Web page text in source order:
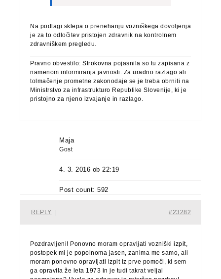
Na podlagi sklepa o prenehanju vozniškega dovoljenja
je za to odločitev pristojen zdravnik na kontrolnem
zdravniškem pregledu.
Pravno obvestilo: Strokovna pojasnila so tu zapisana z
namenom informiranja javnosti. Za uradno razlago ali
tolmačenje prometne zakonodaje se je treba obrniti na
Ministrstvo za infrastrukturo Republike Slovenije, ki je
pristojno za njeno izvajanje in razlago.
Maja
Gost
4. 3. 2016 ob 22:19
Post count: 592
#23282
REPLY
Pozdravljeni! Ponovno moram opravljati vozniški izpit,
postopek mi je popolnoma jasen, zanima me samo, ali
moram ponovno opravljati izpit iz prve pomoči, ki sem
ga opravila že leta 1973 in je tudi takrat veljal